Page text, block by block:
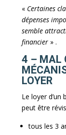
« Certaines
dépenses
semble
financier» .
4 – MAL
LOYER
Le loyer
peut être
tous les 3